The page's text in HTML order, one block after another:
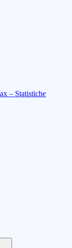
– Statistiche